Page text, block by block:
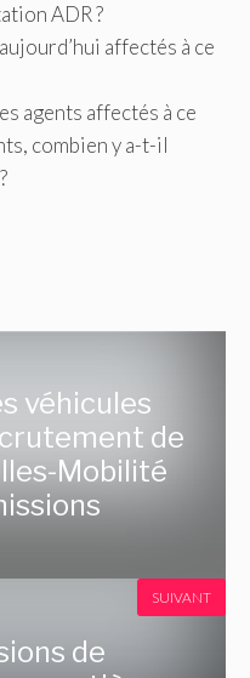
ADR ?
affectés à ce
agents affectés à ce
combien y a-t-il
véhicules
de
Mobilité
de
SUIVANT